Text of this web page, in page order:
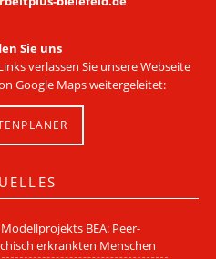
Sie uns
verlassen Sie unsere Webseite
Google Maps weitergeleitet:
BEA: Peer-
erkrankten Menschen